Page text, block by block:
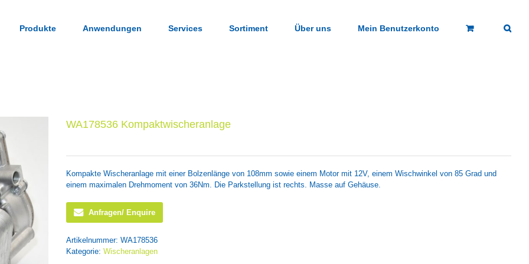
Produkte Anwendungen Services Sortiment Über uns Mein Benutzerkonto
WA178536 Kompaktwischeranlage
Kompakte Wischeranlage mit einer Bolzenlänge von 108mm sowie einem Motor mit 12V, einem Wischwinkel von 85 Grad und
einem maximalen Drehmoment von 36Nm. Die Parkstellung ist rechts. Masse auf Gehäuse.
Anfragen/ Enquire
Artikelnummer: WA178536
Kategorie: Wischeranlagen